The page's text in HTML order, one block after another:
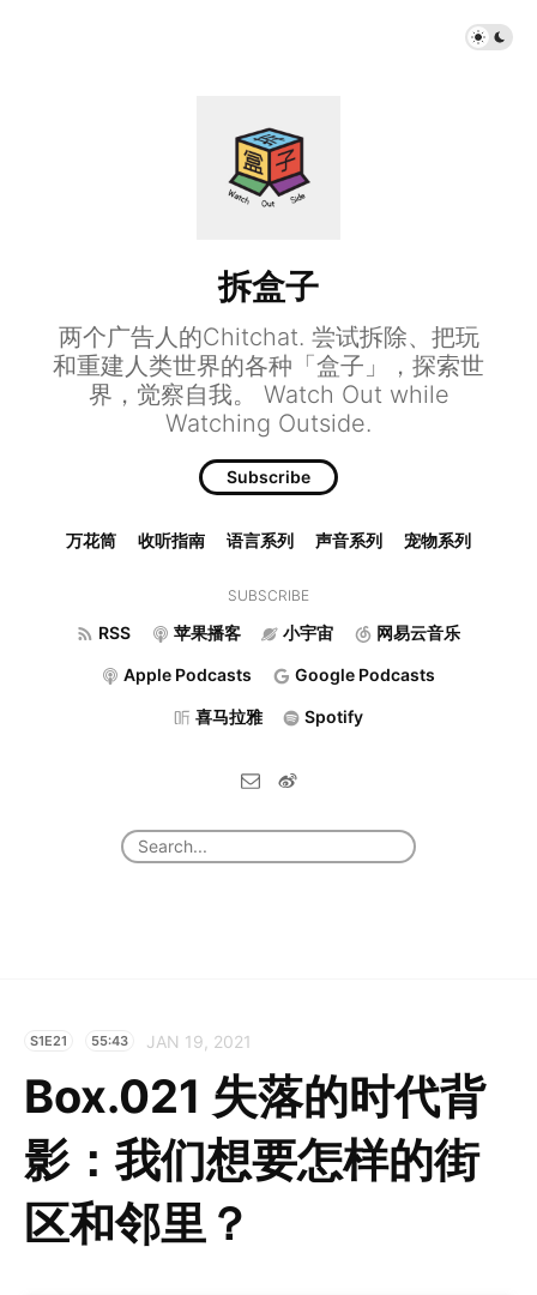
拆盒子
两个广告人的Chitchat. 尝试拆除、把玩
和重建人类世界的各种「盒子」，探索世
界，觉察自我。 Watch Out while
Watching Outside.
Subscribe
万花筒 收听指南 语言系列 声音系列 宠物系列
SUBSCRIBE
RSS 苹果播客 小宇宙 网易云音乐
Apple Podcasts Google Podcasts
喜马拉雅 Spotify
S1E21 55:43 JAN 19, 2021
Box.021 失落的时代背
影：我们想要怎样的街
区和邻里？